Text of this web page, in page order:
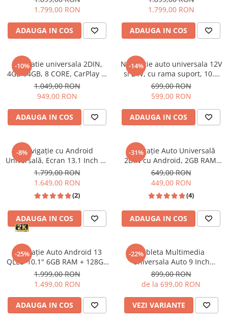
Invertoare auto
Lumini Ambientale
Testere auto
Cabluri Audio
Pompe transfer
Intretinere auto
Aspirator
Camera Endoscop
Trusa cale distributie
Echipamente service auto
Huse volan
Chei si truse chei
Bricolaj
Accesorii compresoare
Aparate de lipit si capsat
Masini de polisat
Prelungitoare
Dezumidificatoare
1.6GHZ, SIM 4G, CarPlay si
Android Auto,DSP
1.799,00 RON
ADAUGA IN COS
1.6GHZ, SIM 4G, CarPlay si
Android Auto,DSP
1.799,00 RON
ADAUGA IN COS
-10%
Navigatie universala 2DIN,
4GB 64GB, 8 CORE, CarPlay si
Android Auto, DSP 32EQ, FM
RDS, Ecran 10.1 Inch
1.049,00 RON
949,00 RON
ADAUGA IN COS
-14%
Navigatie auto universala 12V
si 24V, cu rama suport, 10.1
inch, 2DIN, 2GB RAM, 64GB,
Carplay și Android Auto
699,00 RON
599,00 RON
ADAUGA IN COS
-8%Navigație cu Android
Universală, Ecran 13.1 Inch 2K
QLED, Android 13, 4GB RAM,
64GB ROM, CarPlay & Android
Auto, Slot SIM 4G, WiFi,
Bluetooth, Radio FM/AM, GPS
1.799,00 RON
1.649,00 RON
(2)
ADAUGA IN COS
-31%
Navigație Auto Universală
2DIN cu Android, 2GB RAM,
64GB ROM-CarPlay si Android
Auto Compatibilă cu VW Golf
4, Passat B5, Skoda, Bora
649,00 RON
449,00 RON
(4)
ADAUGA IN COS
-25%
Navigație Auto Android 13
QLED 10.1" 6GB RAM + 128GB
ROM, GPS, Bluetooth 5.0,
WiFi,FM/RDS, USB
1.999,00 RON
1.499,00 RON
ADAUGA IN COS
-22%Tableta Multimedia
Universala Auto 9 Inch
INCELL, Android 15, 4GB RAM,
128GB ROM, Wireless CarPlay
și Android Auto, DSP,
Bluetooth, WiFi, ecran 9 inch
899,00 RON
de la 699,00 RON
VEZI VARIANTE